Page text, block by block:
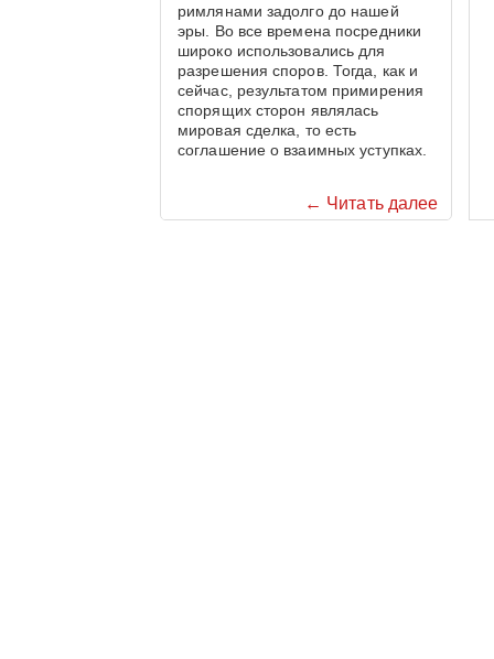
← Читать далее
римлянами задолго до нашей
эры. Во все времена посредники
широко использовались для
разрешения споров. Тогда, как и
сейчас, результатом примирения
спорящих сторон являлась
мировая сделка, то есть
соглашение о взаимных уступках.